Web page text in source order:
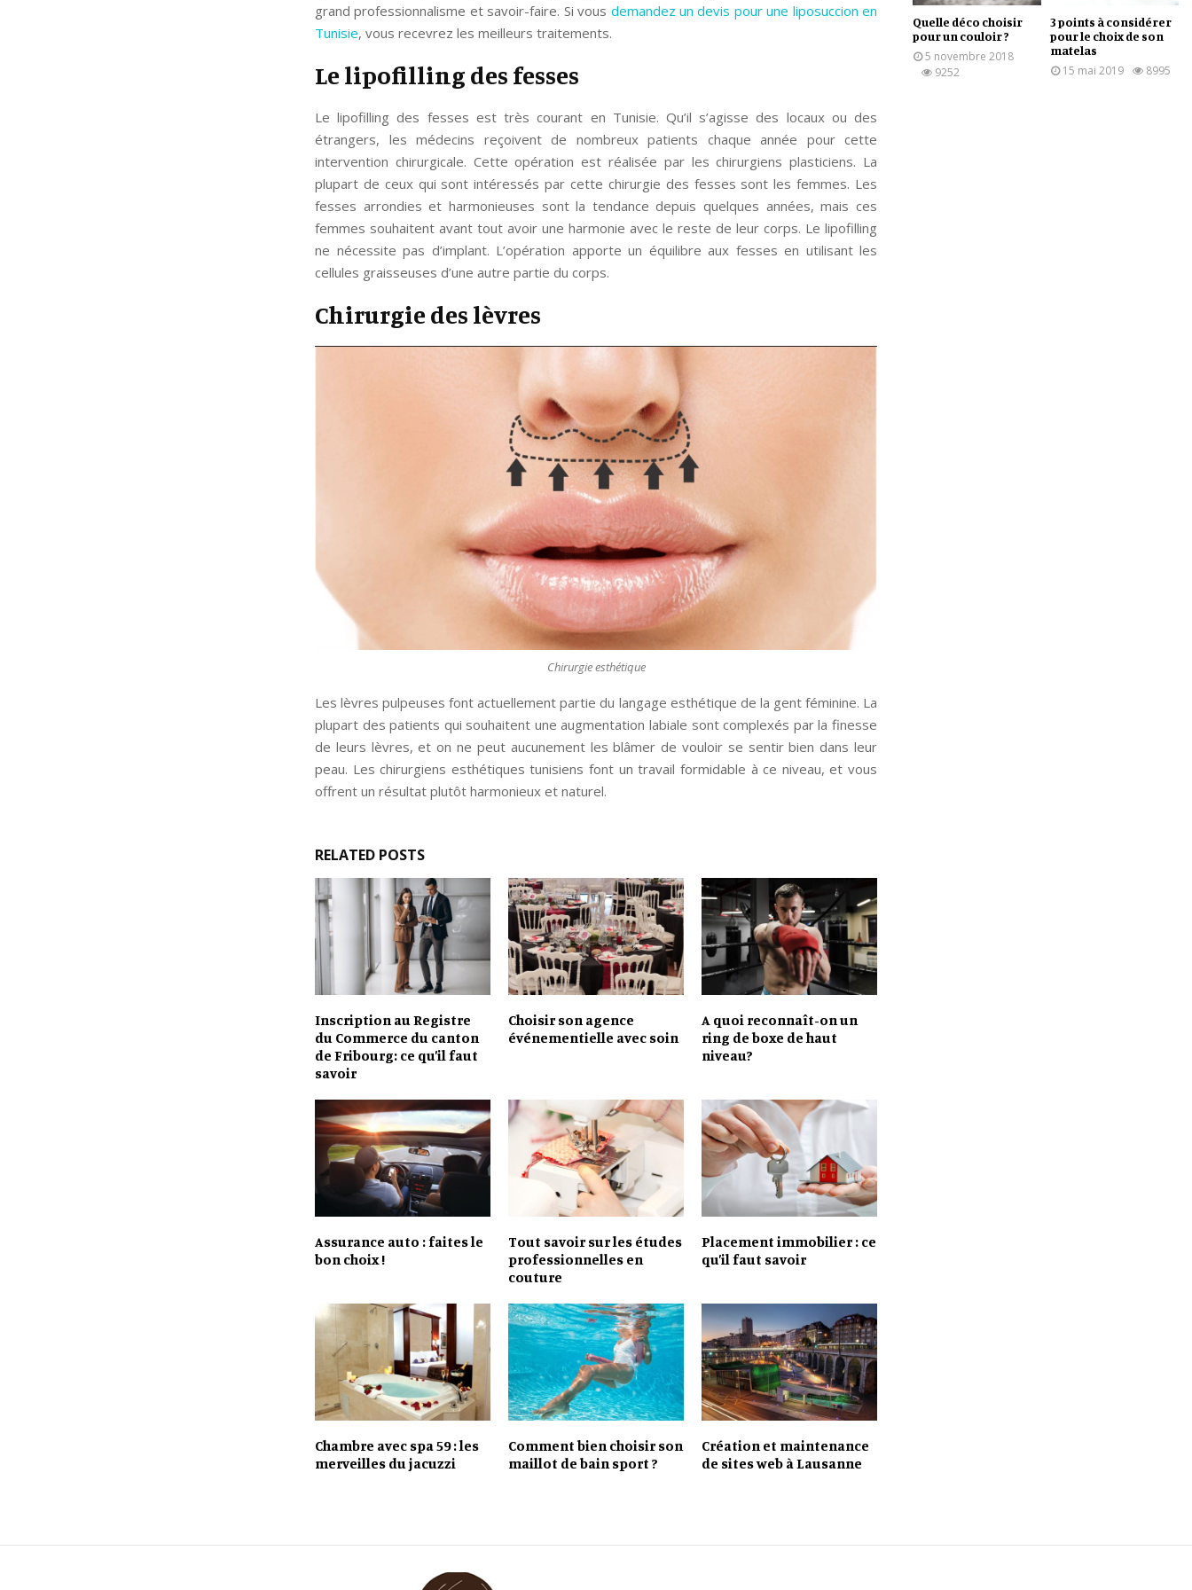
grand professionnalisme et savoir-faire. Si vous demandez un devis pour une liposuccion en
Tunisie, vous recevrez les meilleurs traitements.
Le lipofilling des fesses
Le lipofilling des fesses est très courant en Tunisie. Qu’il s’agisse des locaux ou des
étrangers, les médecins reçoivent de nombreux patients chaque année pour cette
intervention chirurgicale. Cette opération est réalisée par les chirurgiens plasticiens. La
plupart de ceux qui sont intéressés par cette chirurgie des fesses sont les femmes. Les
fesses arrondies et harmonieuses sont la tendance depuis quelques années, mais ces
femmes souhaitent avant tout avoir une harmonie avec le reste de leur corps. Le lipofilling
ne nécessite pas d’implant. L’opération apporte un équilibre aux fesses en utilisant les
cellules graisseuses d’une autre partie du corps.
Chirurgie des lèvres
Chirurgie esthétique
Les lèvres pulpeuses font actuellement partie du langage esthétique de la gent féminine. La
plupart des patients qui souhaitent une augmentation labiale sont complexés par la finesse
de leurs lèvres, et on ne peut aucunement les blâmer de vouloir se sentir bien dans leur
peau. Les chirurgiens esthétiques tunisiens font un travail formidable à ce niveau, et vous
offrent un résultat plutôt harmonieux et naturel.
RELATED POSTS
Inscription au Registre
du Commerce du canton
de Fribourg: ce qu’il faut
savoir
Choisir son agence
événementielle avec soin
A quoi reconnaît-on un
ring de boxe de haut
niveau?
Assurance auto : faites le
bon choix !
Tout savoir sur les études
professionnelles en
couture
Placement immobilier : ce
qu’il faut savoir
Chambre avec spa 59 : les
merveilles du jacuzzi
Comment bien choisir son
maillot de bain sport ?
Création et maintenance
de sites web à Lausanne
Quelle déco choisir
pour un couloir ?
5 novembre 2018
9252
3 points à considérer
pour le choix de son
matelas
15 mai 2019
8995